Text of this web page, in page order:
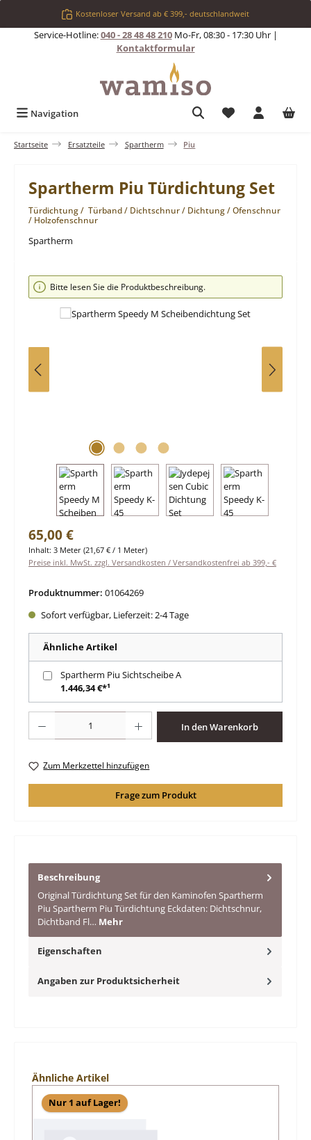
Zum Hauptinhalt springenKostenloser Versand ab € 399,- deutschlandweit
Service-Hotline:040 - 28 48 48 210Mo-Fr, 08:30 - 17:30 Uhr |
Kontaktformular
Navigation Du hast 0
Startseite Ersatzteile Spartherm Piu
Spartherm Piu Türdichtung Set
Türdichtung / Türband / Dichtschnur / Dichtung / Ofenschnur
/ Holzofenschnur
Spartherm
Bildergalerie überspringen
Bitte lesen Sie die Produktbeschreibung.
Regulärer Preis:
65,00 €
Inhalt: 3 Meter (21,67 € / 1 Meter)
Preise inkl. MwSt. zzgl. Versandkosten / Versandkostenfrei ab 399,- €
Produktnummer: 01064269
Sofort verfügbar, Lieferzeit: 2-4 Tage
Ähnliche Artikel
Spartherm Piu Sichtscheibe A
1.446,34 €*¹
In den Warenkorb
Zum Merkzettel hinzufügen
Frage zum Produkt
Beschreibung
Original Türdichtung Set für den Kaminofen Spartherm
Piu Spartherm Piu Türdichtung Eckdaten: Dichtschnur,
Dichtband Fl… Mehr
Eigenschaften
Angaben zur Produktsicherheit
Produktgalerie überspringen
Ähnliche Artikel
Nur 1 auf Lager!